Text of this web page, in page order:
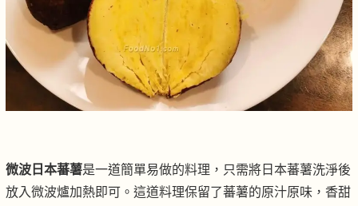
微波日本蕃薯是一道簡單易做的料理，只需將日本蕃薯洗淨後
放入微波爐加熱即可。這道料理保留了蕃薯的原汁原味，香甜